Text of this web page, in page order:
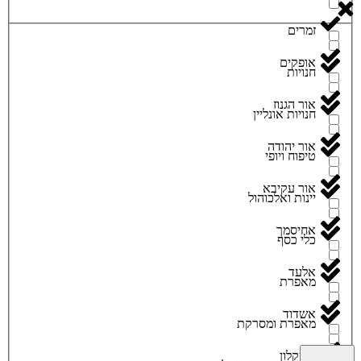
זמרים
חנויות
חנויות אונליין
טיפוח ויופי
יינות ואלכוהול
כלי כסף
מאפרת
מאפרת ומסרקת
אופקים
אור הגנוז
אור יהודה
אור עקיבא
אחיסמך
אלעד
אשדוד
אשקלון